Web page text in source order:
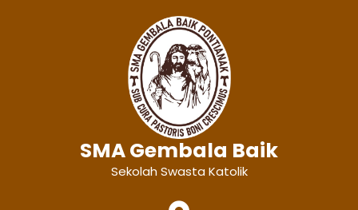
SMA Gembala Baik
Sekolah Swasta Katolik